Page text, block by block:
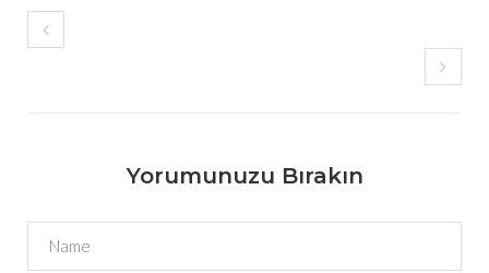
Yorumunuzu Bırakın